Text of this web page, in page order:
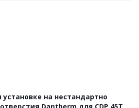
на нестандартно